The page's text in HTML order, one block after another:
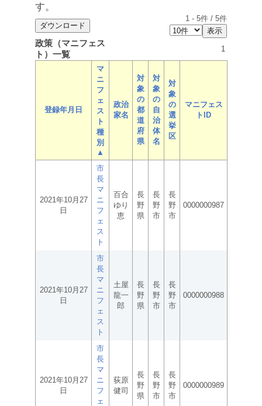
す。
1 - 5件 / 5件
政策（マニフェス
ト）一覧
1
登録年月日
マ
ニ
フ
ェ
ス
ト
種
別
▲
政治
家名
対
象
の
都
道
府
県
対
象
の
自
治
体
名
対
象
の
選
挙
区
マニフェス
トID
2021年10月27
日
市
長
マ
ニ
フ
ェ
ス
ト
百合
ゆり
恵
長
野
県
長
野
市
長
野
市
0000000987
2021年10月27
日
市
長
マ
ニ
フ
ェ
ス
ト
土屋
龍一
郎
長
野
県
長
野
市
長
野
市
0000000988
2021年10月27
日
市
長
マ
ニ
フ
ェ
荻原
健司
長
野
県
長
野
市
長
野
市
0000000989